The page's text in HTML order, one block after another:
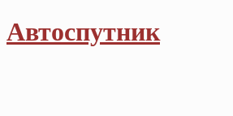
Автоспутник